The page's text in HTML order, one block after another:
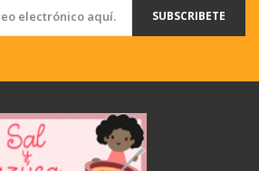
SUBSCRIBETE